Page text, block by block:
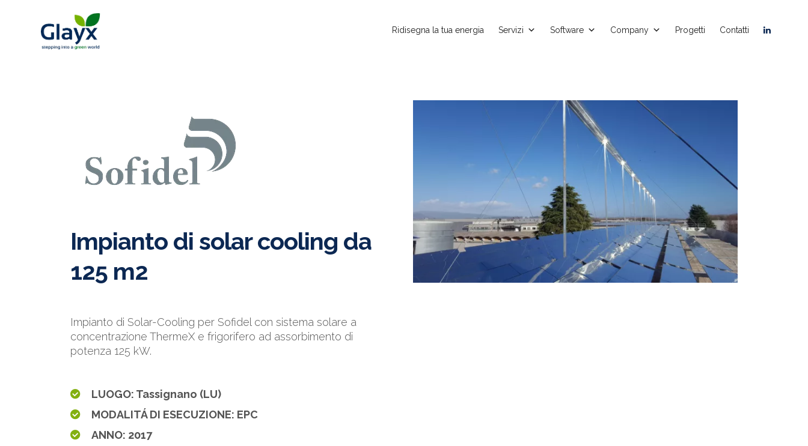
Ridisegna la tua energia Servizi Software Company Progetti Contatti
Impianto di solar cooling da
125 m2
Impianto di Solar-Cooling per Sofidel con sistema solare a
concentrazione ThermeX e frigorifero ad assorbimento di
potenza 125 kW.
LUOGO: Tassignano (LU)
MODALITÁ DI ESECUZIONE: EPC
ANNO: 2017